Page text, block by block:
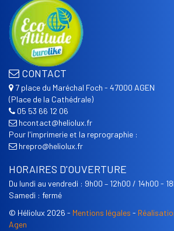
CONTACT
7 place du Maréchal Foch - 47000 AGEN
(Place de la Cathédrale)
05 53 66 12 06
hcontact@heliolux.fr
Pour l'imprimerie et la reprographie :
hrepro@heliolux.fr
HORAIRES D'OUVERTURE
Du lundi au vendredi : 9h00 – 12h00 / 14h00 -
Samedi : fermé
© Héliolux 2026 - Mentions légales -
Agen